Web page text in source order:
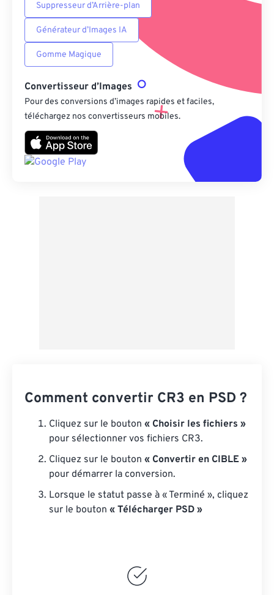
Suppresseur d’Arrière-plan
Générateur d’Images IA
Gomme Magique
Convertisseur d’Images
Pour des conversions d’images rapides et faciles,
téléchargez nos convertisseurs mobiles.
Comment convertir CR3 en PSD ?
Cliquez sur le bouton « Choisir les fichiers »
pour sélectionner vos fichiers CR3.
Cliquez sur le bouton « Convertir en CIBLE »
pour démarrer la conversion.
Lorsque le statut passe à « Terminé », cliquez
sur le bouton « Télécharger PSD »